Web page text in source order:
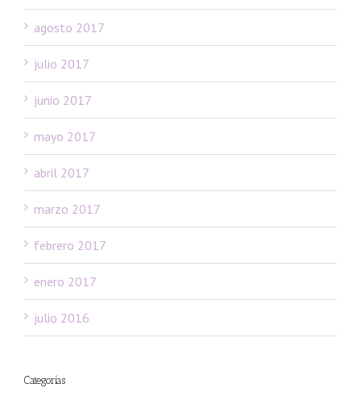
agosto 2017
julio 2017
junio 2017
mayo 2017
abril 2017
marzo 2017
febrero 2017
enero 2017
julio 2016
Categorías